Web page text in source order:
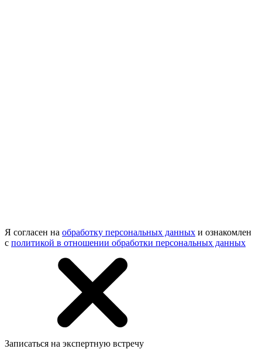
Я согласен на обработку персональных данных и ознакомлен
с политикой в отношении обработки персональных данных
Записаться на экспертную встречу